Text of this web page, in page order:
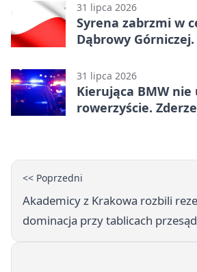
31 lipca 2026
Syrena zabrzmi w
Dąbrowy
31 lipca 2026
Kierująca BMW nie
rowerzyście.
<< Poprzedni
Akademicy z Krakowa rozbili
dominacja przy tablicach